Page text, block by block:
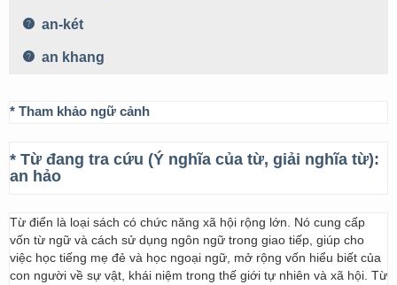
an-két
an khang
* Tham khảo ngữ cảnh
* Từ đang tra cứu (Ý nghĩa của từ, giải nghĩa từ):
an hảo
Từ điển là loại sách có chức năng xã hội rộng lớn. Nó cung cấp
vốn từ ngữ và cách sử dụng ngôn ngữ trong giao tiếp, giúp cho
việc học tiếng mẹ đẻ và học ngoại ngữ, mở rộng vốn hiểu biết của
con người về sự vật, khái niệm trong thế giới tự nhiên và xã hội. Từ